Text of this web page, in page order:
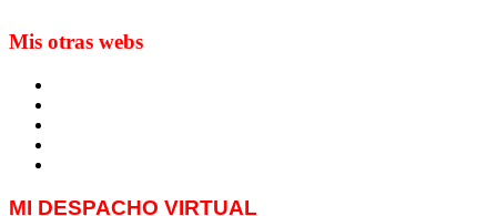
Mis otras webs
MI DESPACHO VIRTUAL